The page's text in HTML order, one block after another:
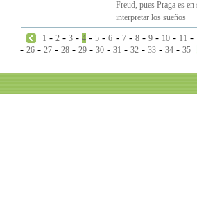
Freud, pues Praga es
interpretar los sueños
1 -2 -3 -4 -5 -6 - 7- 8- 9- 10- 11 -
- 26 - 27 - 28 - 29 - 30 - 31 - 32 - 33 - 34 - 35